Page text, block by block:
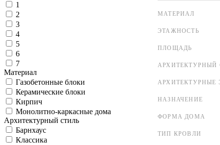
МАТЕРИАЛ
ЭТАЖНОСТЬ
ПЛОЩАДЬ
АРХИТЕКТУРНЫЙ
АРХИТЕКТУРНЫЕ
НАЗНАЧЕНИЕ
ФОРМА ДОМА
ТИП КРОВЛИ
1
2
3
4
5
6
7
Материал
Газобетонные блоки
Керамические блоки
Кирпич
Монолитно-каркасные дома
Архитектурный стиль
Барнхаус
Классика